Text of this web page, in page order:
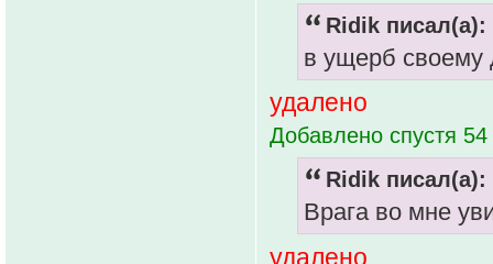
Ridik писал(а):
в ущерб своему
удалено
Добавлено спустя
Ridik писал(а):
Врага во мне
удалено